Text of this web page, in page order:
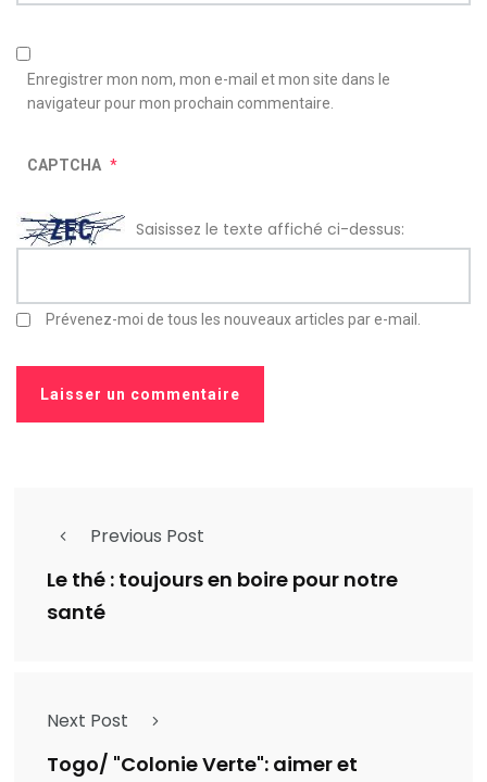
Enregistrer mon nom, mon e-mail et mon site dans le
navigateur pour mon prochain commentaire.
CAPTCHA *
Saisissez le texte affiché ci-dessus:
Prévenez-moi de tous les nouveaux articles par e-mail.
Previous Post
Le thé : toujours en boire pour notre
santé
Next Post
Togo/ "Colonie Verte": aimer et